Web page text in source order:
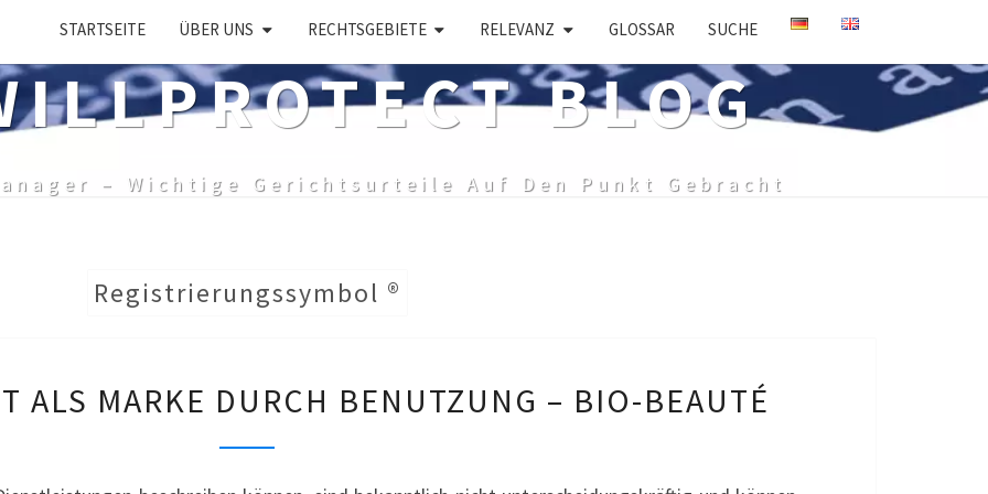
STARTSEITE ÜBER UNS RECHTSGEBIETE RELEVANZ GLOSSAR SUCHE
BLOG
– Wichtige Gerichtsurteile Auf Den Punkt Gebracht
Registrierungssymbol ®
ALS
ALS MARKE DURCH BENUTZUNG – BIO-BEAUTÉ